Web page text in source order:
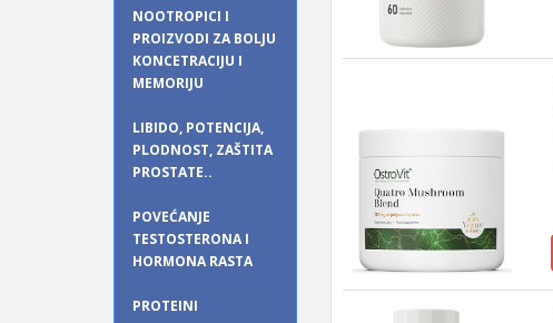
NOOTROPICI I
PROIZVODI ZA BOLJU
KONCETRACIJU I
MEMORIJU
LIBIDO, POTENCIJA,
PLODNOST, ZAŠTITA
PROSTATE..
POVEĆANJE
TESTOSTERONA I
HORMONA RASTA
PROTEINI